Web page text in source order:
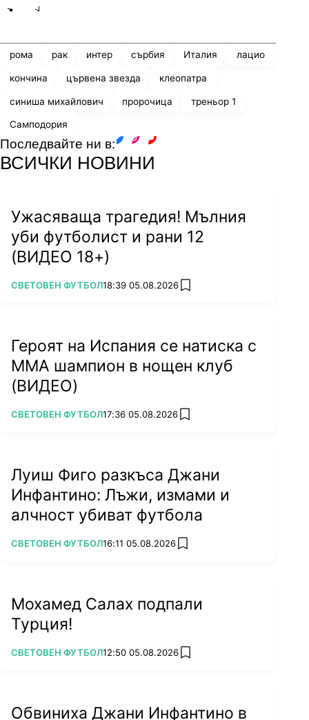
рома рак интер сърбия Италия лацио
кончина цървена звезда клеопатра
синиша михайлович пророчица треньор 1
Самподория
Последвайте ни в:
ВСИЧКИ НОВИНИ
Ужасяваща трагедия! Мълния
уби футболист и рани 12
(ВИДЕО 18+)
ПОВЕЧЕ ОТ
СВЕТОВЕН ФУТБОЛ18:39 05.08.2026 add favorites
Героят на Испания се натиска с
ММА шампион в нощен клуб
(ВИДЕО)
ПОВЕЧЕ ОТ
СВЕТОВЕН ФУТБОЛ17:36 05.08.2026 add favorites
Луиш Фиго разкъса Джани
Инфантино: Лъжи, измами и
алчност убиват футбола
ПОВЕЧЕ ОТ
СВЕТОВЕН ФУТБОЛ16:11 05.08.2026 add favorites
Мохамед Салах подпали
Турция!
ПОВЕЧЕ ОТ
СВЕТОВЕН ФУТБОЛ12:50 05.08.2026 add favorites
Обвиниха Джани Инфантино в